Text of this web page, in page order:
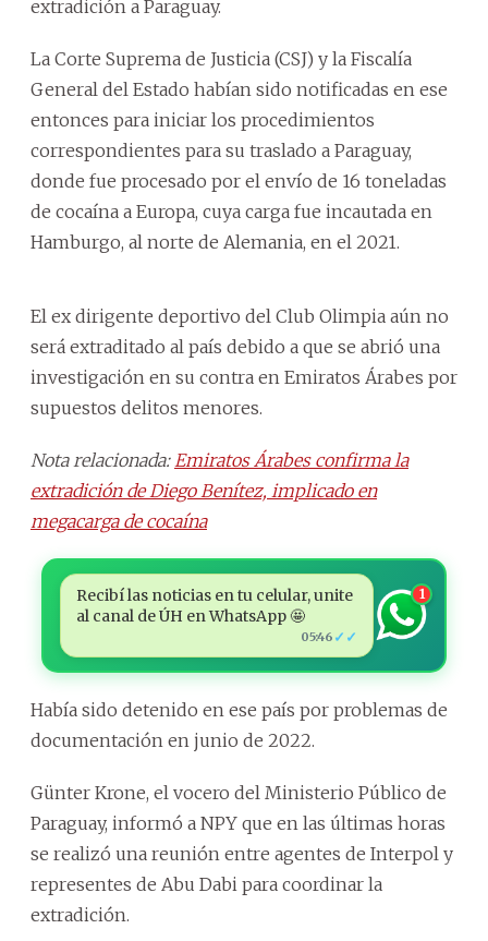
extradición a Paraguay.
La Corte Suprema de Justicia (CSJ) y la Fiscalía
General del Estado habían sido notificadas en ese
entonces para iniciar los procedimientos
correspondientes para su traslado a Paraguay,
donde fue procesado por el envío de 16 toneladas
de cocaína a Europa, cuya carga fue incautada en
Hamburgo, al norte de Alemania, en el 2021.
El ex dirigente deportivo del Club Olimpia aún no
será extraditado al país debido a que se abrió una
investigación en su contra en Emiratos Árabes por
supuestos delitos menores.
Nota relacionada: Emiratos Árabes confirma la
extradición de Diego Benítez, implicado en
megacarga de cocaína
Recibí las noticias en tu celular, unite
al canal de ÚH en WhatsApp 🤩
05:46 ✓✓
1
Había sido detenido en ese país por problemas de
documentación en junio de 2022.
Günter Krone, el vocero del Ministerio Público de
Paraguay, informó a NPY que en las últimas horas
se realizó una reunión entre agentes de Interpol y
representes de Abu Dabi para coordinar la
extradición.